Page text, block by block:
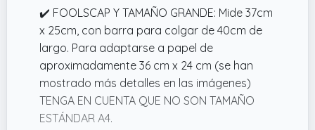
✔️ FOOLSCAP Y TAMAÑO GRANDE: Mide 37cm
x 25cm, con barra para colgar de 40cm de
largo. Para adaptarse a papel de
aproximadamente 36 cm x 24 cm (se han
mostrado más detalles en las imágenes)
TENGA EN CUENTA QUE NO SON TAMAÑO
ESTÁNDAR A4.